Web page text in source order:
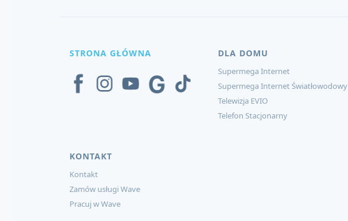
STRONA GŁÓWNA DLA DOMU
Supermega Internet
Supermega Internet Światłowodowy
Telewizja EVIO
Telefon Stacjonarny
KONTAKT
Kontakt
Zamów usługi Wave
Pracuj w Wave